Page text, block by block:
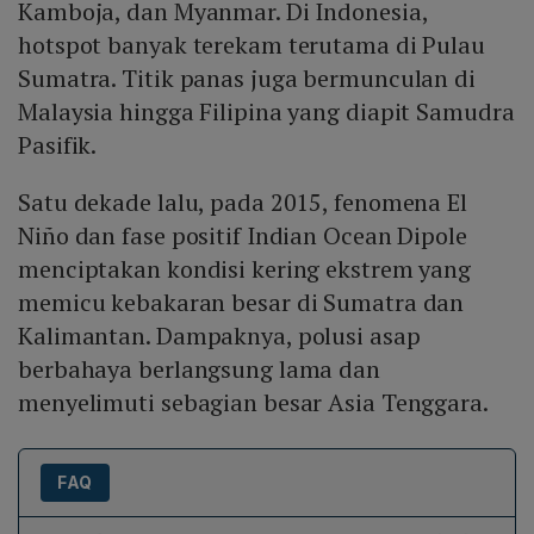
Kamboja, dan Myanmar. Di Indonesia,
hotspot banyak terekam terutama di Pulau
Sumatra. Titik panas juga bermunculan di
Malaysia hingga Filipina yang diapit Samudra
Pasifik.
Satu dekade lalu, pada 2015, fenomena El
Niño dan fase positif Indian Ocean Dipole
menciptakan kondisi kering ekstrem yang
memicu kebakaran besar di Sumatra dan
Kalimantan. Dampaknya, polusi asap
berbahaya berlangsung lama dan
menyelimuti sebagian besar Asia Tenggara.
FAQ